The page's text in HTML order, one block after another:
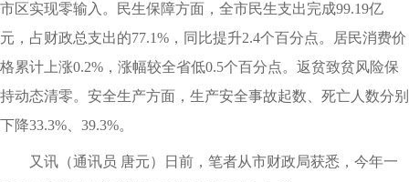
市区实现零输入。民生保障方面，全市民生支出完成99.19亿
元，占财政总支出的77.1%，同比提升2.4个百分点。居民消费价
格累计上涨0.2%，涨幅较全省低0.5个百分点。返贫致贫风险保
持动态清零。安全生产方面，生产安全事故起数、死亡人数分别
下降33.3%、39.3%。
又讯（通讯员 唐元）日前，笔者从市财政局获悉，今年一